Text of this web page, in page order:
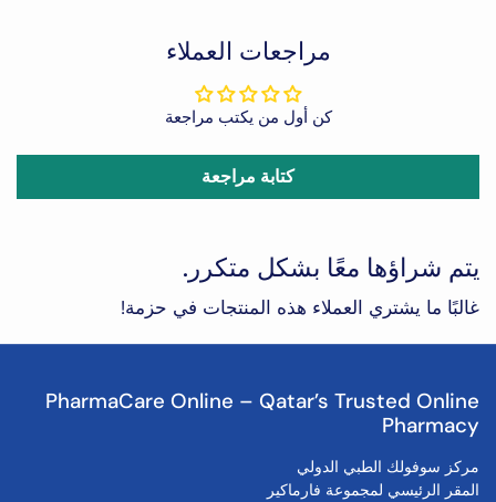
مراجعات العملاء
كن أول من يكتب مراجعة
كتابة مراجعة
يتم شراؤها معًا بشكل متكرر.
غالبًا ما يشتري العملاء هذه المنتجات في حزمة!
PharmaCare Online – Qatar’s Trusted Online
Pharmacy
مركز سوفولك الطبي الدولي
المقر الرئيسي لمجموعة فارماكير